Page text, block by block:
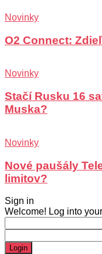
Novinky
O2 Connect:
Novinky
Stačí Rusku 16
Muska?
Novinky
Nové paušály
limitov?
Sign in
Welcome! Log into